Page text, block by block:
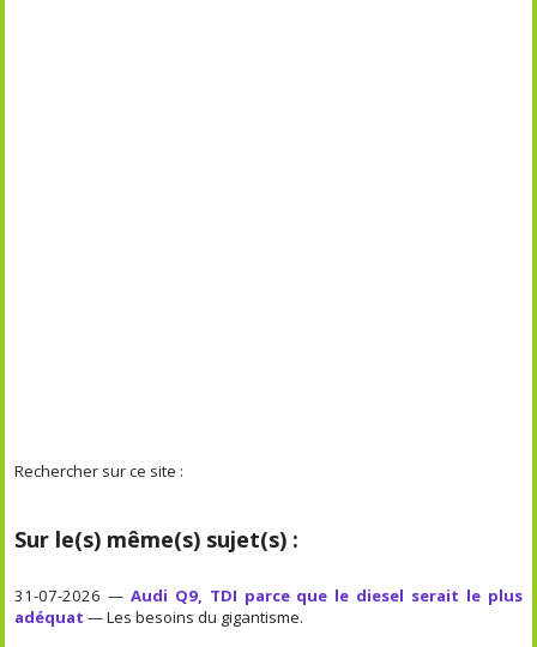
Rechercher sur ce site :
Sur le(s) même(s) sujet(s) :
31-07-2026 —Audi Q9, TDI parce que le diesel serait le plus
adéquat — Les besoins du gigantisme.